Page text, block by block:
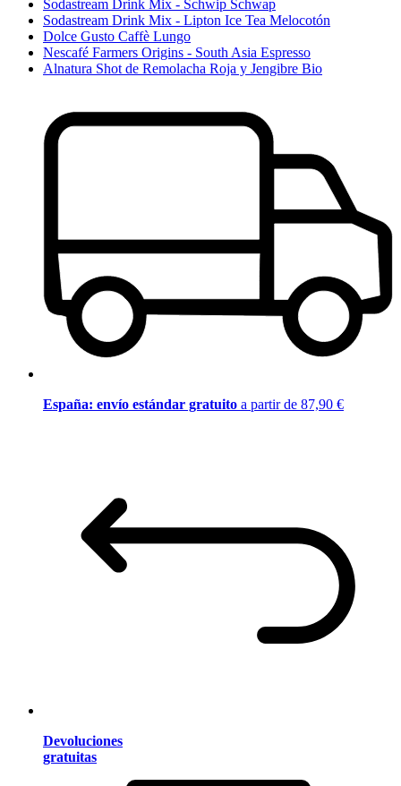
Sodastream Drink Mix - Schwip Schwap
Sodastream Drink Mix - Lipton Ice Tea Melocotón
Dolce Gusto Caffè Lungo
Nescafé Farmers Origins - South Asia Espresso
Alnatura Shot de Remolacha Roja y Jengibre Bio
España: envío estándar gratuito a partir de 87,90 €
Devoluciones
gratuitas